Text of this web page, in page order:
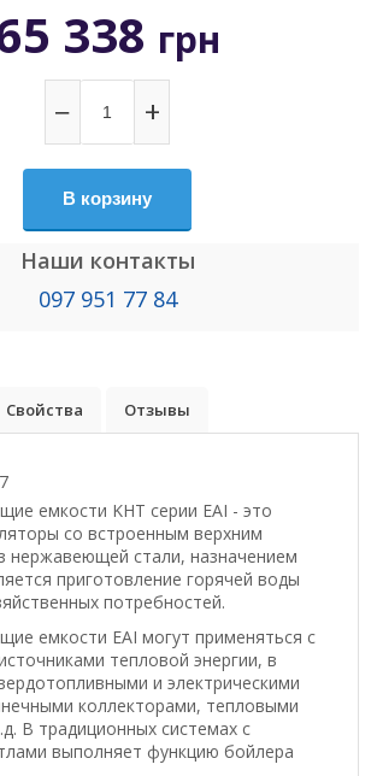
338 грн
− +
В корзину
Наши контакты
097 951 77 84
Свойства Отзывы
емкости KHT серии ЕАІ - это
со встроенным верхним
нержавеющей стали, назначением
приготовление горячей воды
потребностей.
емкости ЕАІ могут применяться с
тепловой энергии, в
и электрическими
коллекторами, тепловыми
В традиционных системах с
выполняет функцию бойлера